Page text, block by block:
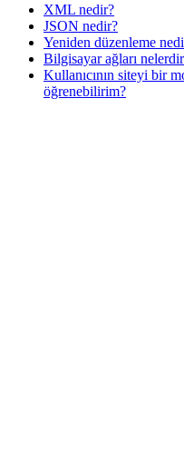
XML nedir?
JSON nedir?
Yeniden düzenleme
Bilgisayar ağları
Kullanıcının siteyi bir
öğrenebilirim?